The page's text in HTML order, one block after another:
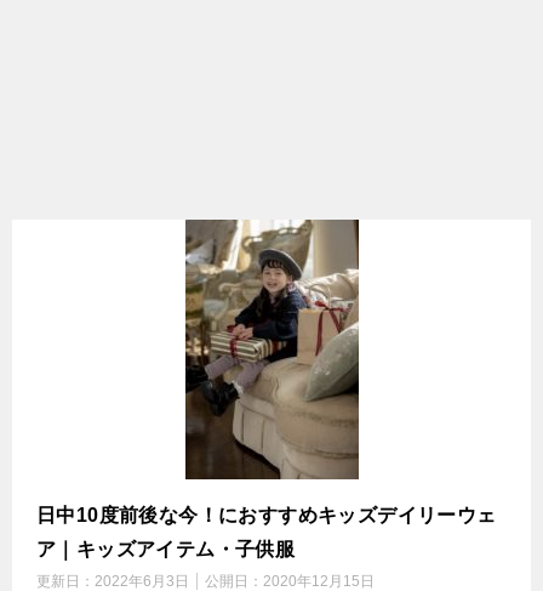
日中10度前後な今！におすすめキッズデイリーウェ
ア｜キッズアイテム・子供服
更新日： 2022年6月3日 公開日： 2020年12月15日